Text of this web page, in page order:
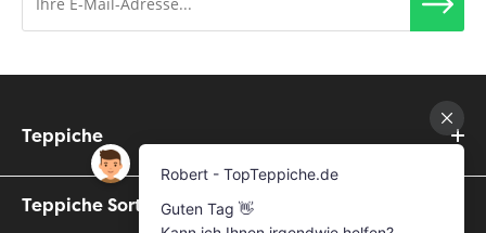
Teppiche
Teppiche Sorten